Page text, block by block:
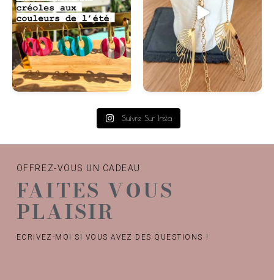
Suivre Sur Insta
OFFREZ-VOUS UN CADEAU
FAITES VOUS
PLAISIR
ECRIVEZ-MOI SI VOUS AVEZ DES QUESTIONS !